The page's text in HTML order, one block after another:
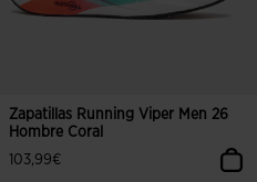
Zapatillas Running Viper Men 26
Hombre Coral
103,99€